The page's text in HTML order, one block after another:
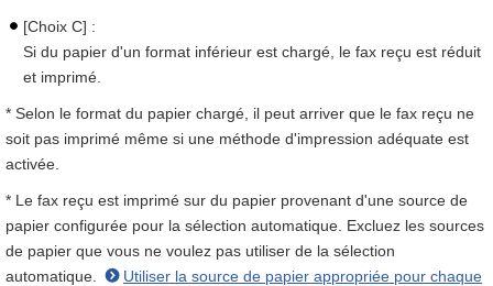
[Choix C] :
Si du papier d'un format inférieur est chargé, le fax reçu est réduit
et imprimé.
* Selon le format du papier chargé, il peut arriver que le fax reçu ne
soit pas imprimé même si une méthode d'impression adéquate est
activée.
* Le fax reçu est imprimé sur du papier provenant d'une source de
papier configurée pour la sélection automatique. Excluez les sources
de papier que vous ne voulez pas utiliser de la sélection
automatique.
Utiliser la source de papier appropriée pour chaque